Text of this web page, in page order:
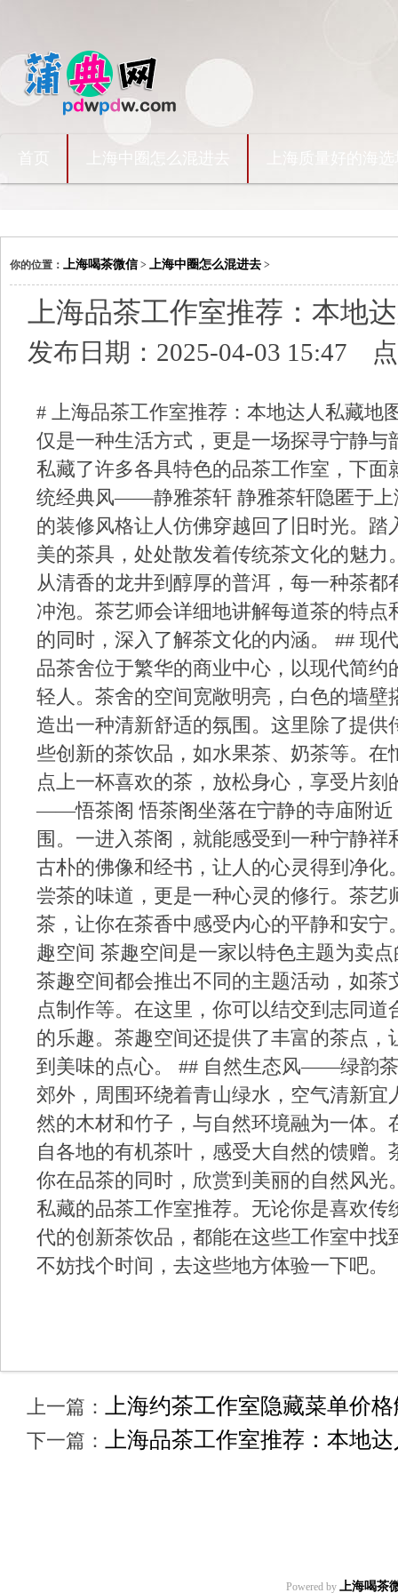
你的位置： 上海喝茶微信> 上海中圈怎么混进去 >
上海品茶工作室推荐：本地
发布日期：2025-04-03 15:47
# 上海品茶工作室推荐：本地达人私藏地
仅是一种生活方式，更是一场探寻宁静与
私藏了许多各具特色的品茶工作室，下面
统经典风——静雅茶轩 静雅茶轩隐匿于上
的装修风格让人仿佛穿越回了旧时光。踏
美的茶具，处处散发着传统茶文化的魅力
从清香的龙井到醇厚的普洱，每一种茶都
冲泡。茶艺师会详细地讲解每道茶的特点
的同时，深入了解茶文化的内涵。 ##
品茶舍位于繁华的商业中心，以现代简约
轻人。茶舍的空间宽敞明亮，白色的墙壁
造出一种清新舒适的氛围。这里除了提供
些创新的茶饮品，如水果茶、奶茶等。在
点上一杯喜欢的茶，放松身心，享受片刻
——悟茶阁 悟茶阁坐落在宁静的寺庙附近
围。一进入茶阁，就能感受到一种宁静祥
古朴的佛像和经书，让人的心灵得到净化
尝茶的味道，更是一种心灵的修行。茶艺
茶，让你在茶香中感受内心的平静和安
趣空间 茶趣空间是一家以特色主题为卖
茶趣空间都会推出不同的主题活动，如茶
点制作等。在这里，你可以结交到志同道
的乐趣。茶趣空间还提供了丰富的茶点，
到美味的点心。 ## 自然生态风——绿韵
郊外，周围环绕着青山绿水，空气清新宜
然的木材和竹子，与自然环境融为一体。
自各地的有机茶叶，感受大自然的馈赠。
你在品茶的同时，欣赏到美丽的自然风光
私藏的品茶工作室推荐。无论你是喜欢传
代的创新茶饮品，都能在这些工作室中找
不妨找个时间，去这些地方体验一下吧。
上一篇： 上海约茶工作室隐藏菜单价格
下一篇： 上海品茶工作室推荐：本地
Powered by 上海喝茶